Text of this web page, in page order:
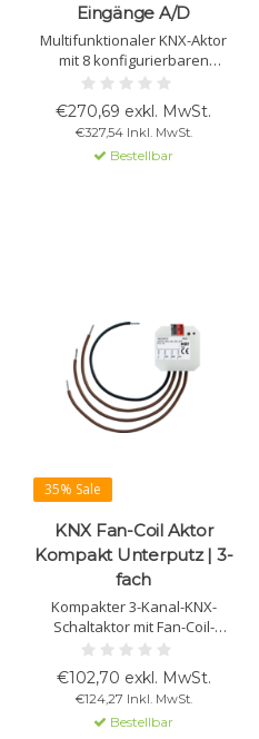
Eingänge A/D
Multifunktionaler KNX-Aktor
mit 8 konfigurierbaren
Ausgängen (16 A C-Load) und
Eingängen. Ausgänge einzeln
als Schaltaktor nutzbar.
Geeignet für Jalousien,
€270,69 exkl. MwSt.
€327,54 Inkl. MwSt.
Bestellbar
35% Sale
KNX Fan-Coil Aktor
Kompakt Unterputz | 3-
fach
Kompakter 3-Kanal-KNX-
Schaltaktor mit Fan-Coil-
Funktion zur Steuerung von
Ventilatoren mit 3
Geschwindigkeiten und
Konvektoren. Geeignet für 2-
und 4-Rohrsysteme.
€102,70 exkl. MwSt.
€124,27 Inkl. MwSt.
Bestellbar